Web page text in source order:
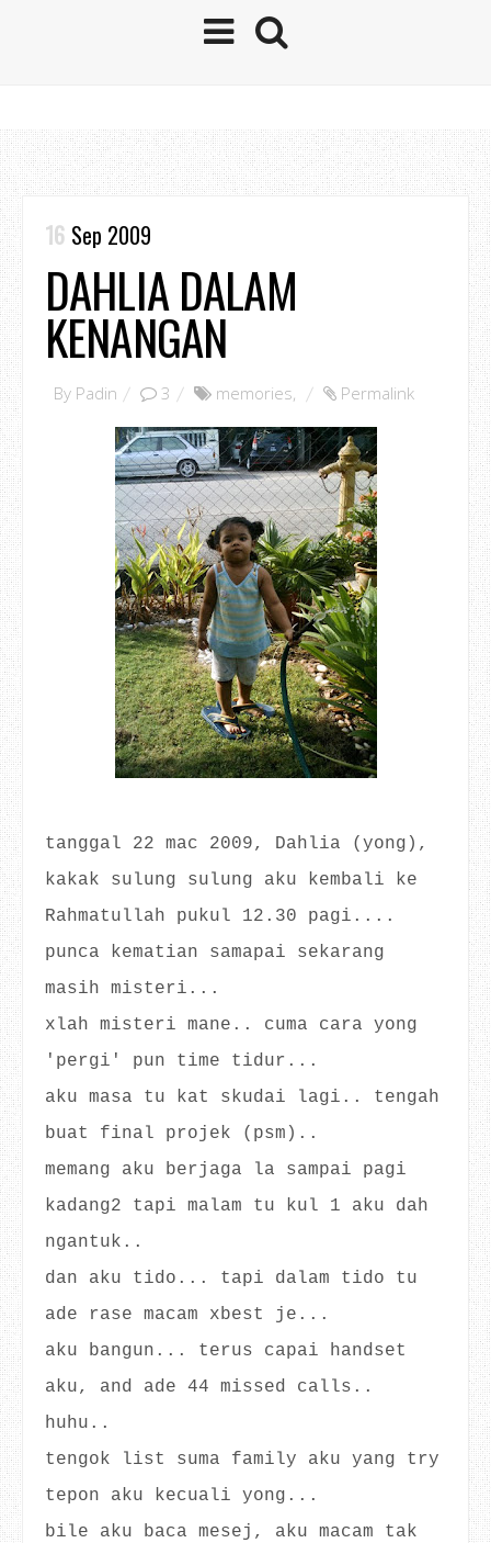
16 Sep 2009
DAHLIA DALAM
KENANGAN
By Padin 3 memories, Permalink
tanggal 22 mac 2009, Dahlia (yong),
kakak sulung sulung aku kembali ke
Rahmatullah pukul 12.30 pagi....
punca kematian samapai sekarang
masih misteri...
xlah misteri mane.. cuma cara yong
'pergi' pun time tidur...
aku masa tu kat skudai lagi.. tengah
buat final projek (psm)..
memang aku berjaga la sampai pagi
kadang2 tapi malam tu kul 1 aku dah
ngantuk..
dan aku tido... tapi dalam tido tu
ade rase macam xbest je...
aku bangun... terus capai handset
aku, and ade 44 missed calls..
huhu..
tengok list suma family aku yang try
tepon aku kecuali yong...
bile aku baca mesej, aku macam tak